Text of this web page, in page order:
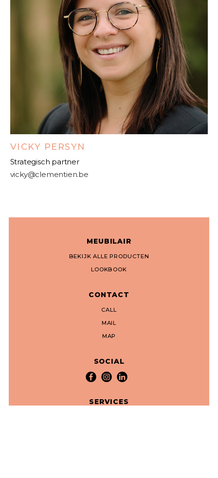
VICKY PERSYN
Strategisch partner
vicky@clementien.be
MEUBILAIR
BEKIJK ALLE PRODUCTEN
LOOKBOOK
CONTACT
CALL
MAIL
MAP
SOCIAL
SERVICES